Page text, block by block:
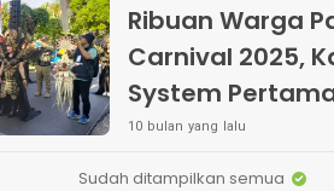
Ribuan Warga
Carnival 2025,
System
10 bulan yang lalu
Sudah ditampilkan semua